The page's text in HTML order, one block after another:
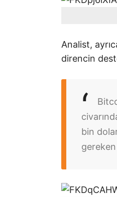
Analist,
direncin
bin